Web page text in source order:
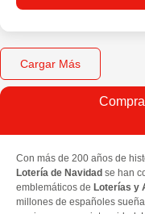
Cargar Más
Con más de 200 años de
Lotería de Navidad se han
emblemáticos de Loterías y
millones de españoles